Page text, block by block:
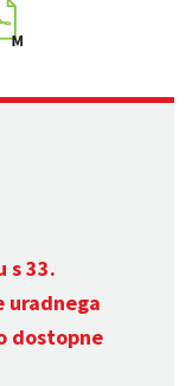
s 33.
uradnega
dostopne